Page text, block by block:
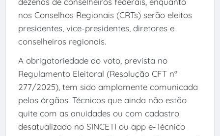
nos Conselhos Regionais (CRTs) serão eleitos
presidentes, vice-presidentes, diretores e
conselheiros regionais.
A obrigatoriedade do voto, prevista no
Regulamento Eleitoral (Resolução CFT nº
277/2025), tem sido amplamente comunicada
pelos órgãos. Técnicos que ainda não estão
quite com as anuidades ou com cadastro
desatualizado no SINCETI ou app e-Técnico